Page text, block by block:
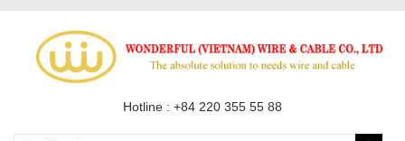
Hotline : +84 220 355 55 88